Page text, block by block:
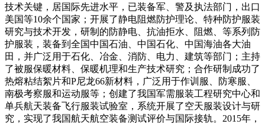
技术关键，居国际先进水平，已装备军、警及执法部门，出口
美国等10余个国家；开展了静电阻燃防护理论、特种防护服装
研究与技术开发，研制的防静电、抗油拒水、阻燃、等系列防
护服装，装备到全国中国石油、中国石化、中国海油各大油
田，并广泛用于石化、冶金、消防、电力、建筑等部门；主持
了被服保暖材料、保暖机理和生产技术研究；合作研制成功了
热熔粘结絮片和P尼龙66新材料，广泛用于作训服、防寒服、
南极考察服和运动服等；创建了我国军需服装工程研究中心和
单兵航天装备飞行服装试验室，系统开展了空天服装设计与研
究，实现了我国航天航空装备测试评价与国际接轨。2015年，